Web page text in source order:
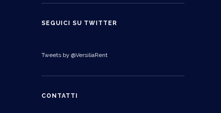
SEGUICI SU TWITTER
Tweets by @VersiliaRent
CONTATTI